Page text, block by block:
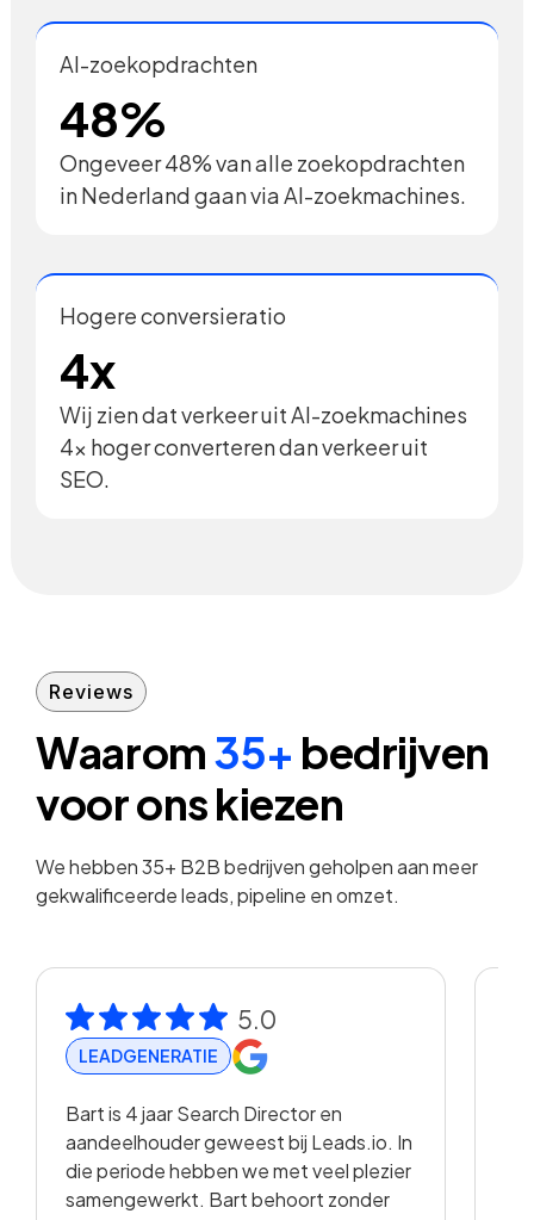
AI-zoekopdrachten
48%
Ongeveer 48% van alle zoekopdrachten
in Nederland gaan via AI-zoekmachines.
Hogere conversieratio
4x
Wij zien dat verkeer uit AI-zoekmachines
4x hoger converteren dan verkeer uit
SEO.
Reviews
Waarom35+ bedrijven
voor ons kiezen
We hebben 35+ B2B bedrijven geholpen aan meer
gekwalificeerde leads, pipeline en omzet.
5.0
LEADGENERATIE
Bart is 4 jaar Search Director en
aandeelhouder geweest bij Leads.io. In
die periode hebben we met veel plezier
samengewerkt. Bart behoort zonder